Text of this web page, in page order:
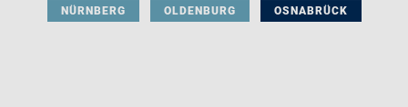
NÜRNBERG OLDENBURG OSNABRÜCK